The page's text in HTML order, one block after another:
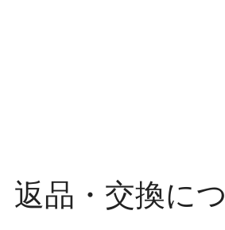
返品・交換につ